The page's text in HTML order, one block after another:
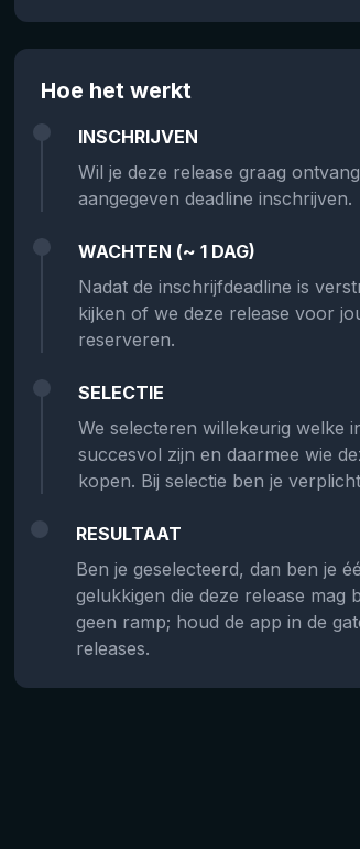
Hoe het werkt
INSCHRIJVEN
Wil je deze release graag
aangegeven deadline inschrijven.
WACHTEN (~ 1 DAG)
Nadat de inschrijfdeadline is
kijken of we deze release voor
reserveren.
SELECTIE
We selecteren willekeurig welke
succesvol zijn en daarmee wie
kopen. Bij selectie ben je
RESULTAAT
Ben je geselecteerd, dan ben je
gelukkigen die deze release mag
geen ramp; houd de app in de
releases.